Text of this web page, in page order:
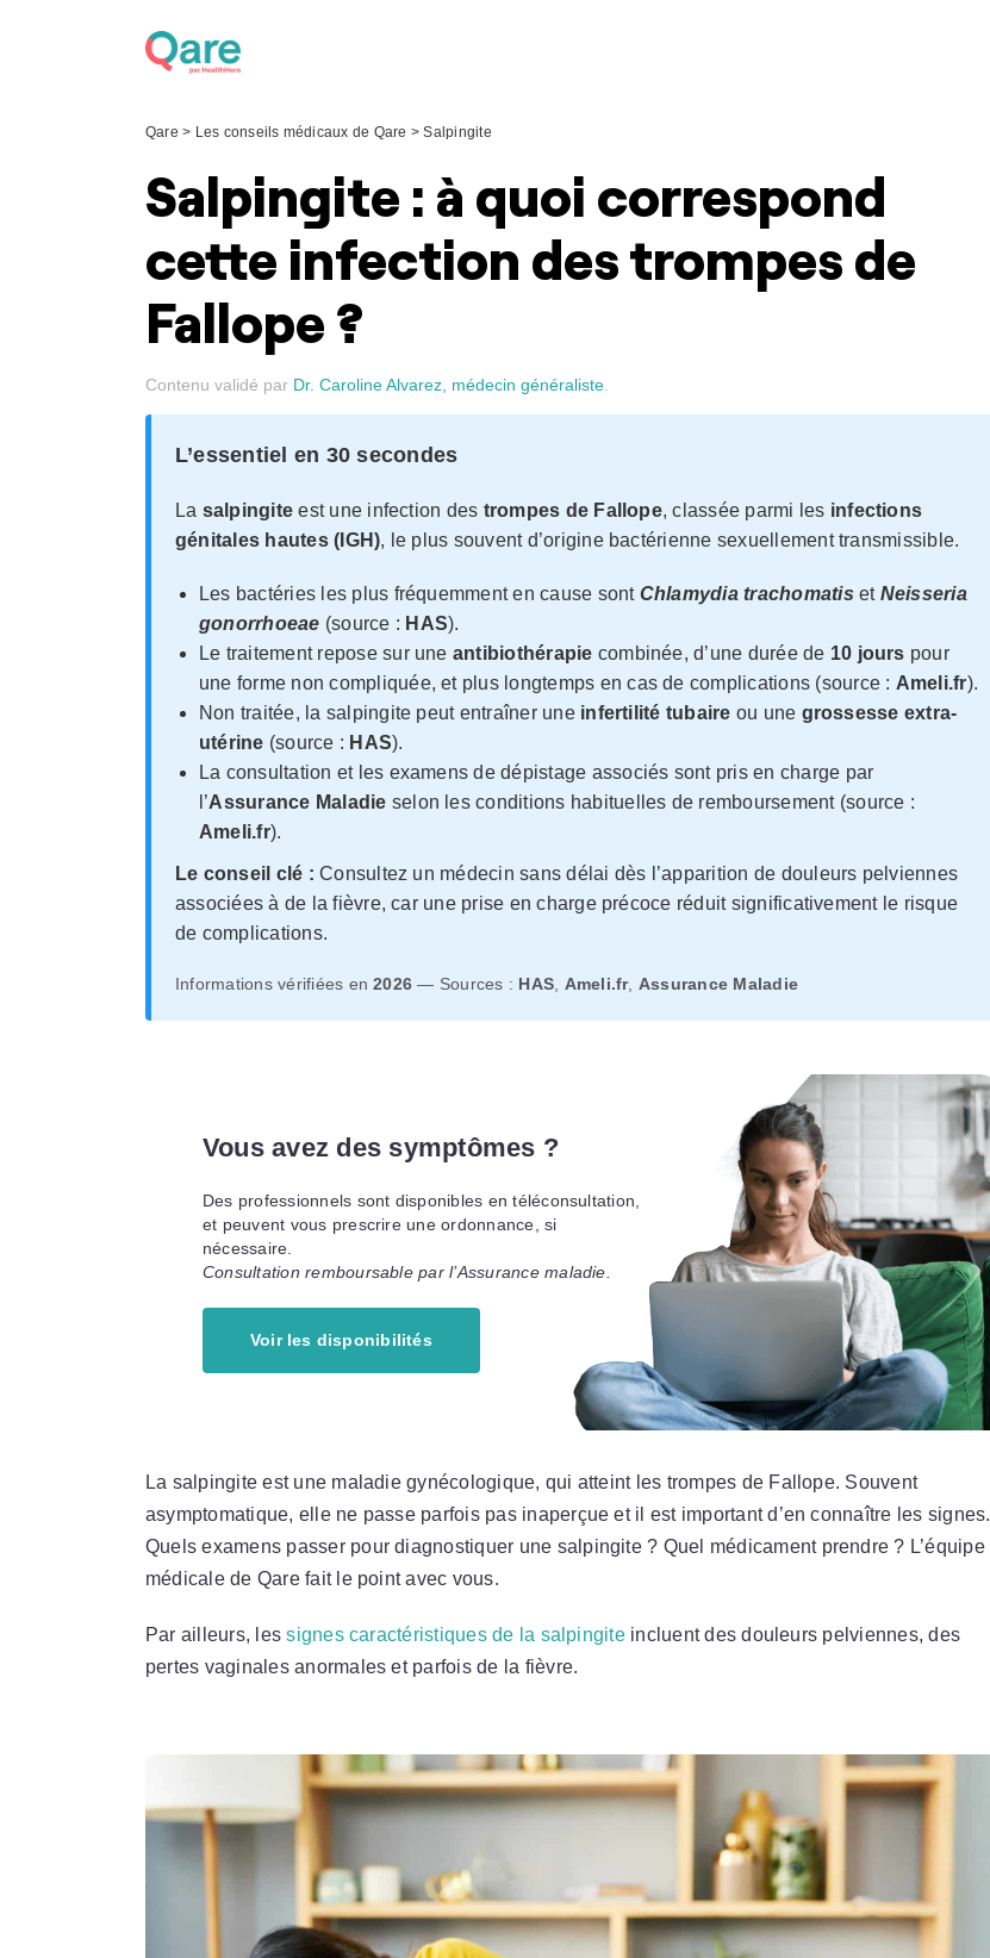
Qare > Les conseils médicaux de Qare >Salpingite
Salpingite : à quoi correspond
cette infection des trompes de
Fallope ?
Contenu validé par Dr. Caroline Alvarez, médecin généraliste.
L’essentiel en 30 secondes
La salpingite est une infection des trompes de Fallope, classée parmi les infections
génitales hautes (IGH), le plus souvent d’origine bactérienne sexuellement transmissible.
Les bactéries les plus fréquemment en cause sont Chlamydia trachomatis et Neisseria
gonorrhoeae (source : HAS).
Le traitement repose sur une antibiothérapie combinée, d’une durée de 10 jours pour
une forme non compliquée, et plus longtemps en cas de complications (source : Ameli.fr).
Non traitée, la salpingite peut entraîner une infertilité tubaire ou une grossesse extra-
utérine (source : HAS).
La consultation et les examens de dépistage associés sont pris en charge par
l’Assurance Maladie selon les conditions habituelles de remboursement (source :
Ameli.fr).
Le conseil clé : Consultez un médecin sans délai dès l’apparition de douleurs pelviennes
associées à de la fièvre, car une prise en charge précoce réduit significativement le risque
de complications.
Informations vérifiées en2026 — Sources : HAS, Ameli.fr, Assurance Maladie
Vous avez des symptômes ?
Des professionnels sont disponibles en téléconsultation,
et peuvent vous prescrire une ordonnance, si
nécessaire.
Consultation remboursable par l’Assurance maladie.
Voir les disponibilités
La salpingite est une maladie gynécologique, qui atteint les trompes de Fallope. Souvent
asymptomatique, elle ne passe parfois pas inaperçue et il est important d’en connaître les signes.
Quels examens passer pour diagnostiquer une salpingite ? Quel médicament prendre ? L’équipe
médicale de Qare fait le point avec vous.
Par ailleurs, lessignes caractéristiques de la salpingiteincluent des douleurs pelviennes, des
pertes vaginales anormales et parfois de la fièvre.